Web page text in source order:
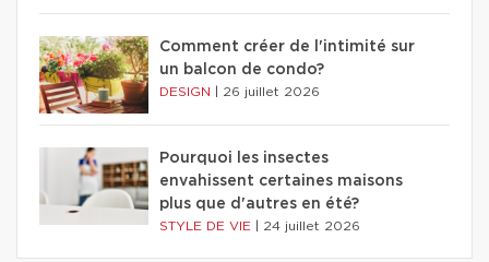
Comment créer de l'intimité sur
un balcon de condo?
DESIGN 26 juillet 2026
Pourquoi les insectes
envahissent certaines maisons
plus que d'autres en été?
STYLE DE VIE 24 juillet 2026